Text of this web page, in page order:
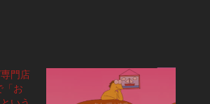
門店
「お